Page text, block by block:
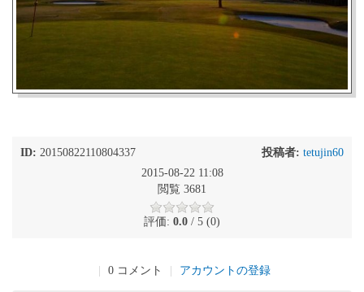
ID: 20150822110804337 投稿者: tetujin60
2015-08-22 11:08
閲覧 3681
評価: 0.0 / 5 (0)
0 コメント アカウントの登録